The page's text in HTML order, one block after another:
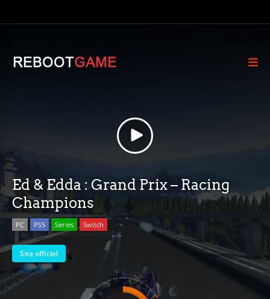
Ed & Edda : Grand Prix – Racing
Champions
PC PS5 Series Switch
Site officiel